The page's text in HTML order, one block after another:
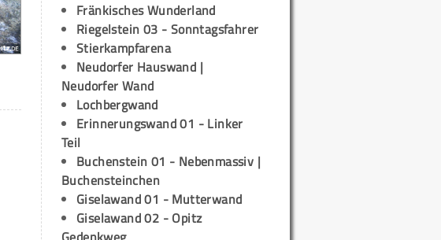
Fränkisches Wunderland
Riegelstein 03 - Sonntagsfahrer
Stierkampfarena
Neudorfer Hauswand |
Neudorfer Wand
Lochbergwand
Erinnerungswand 01 - Linker
Teil
Buchenstein 01 - Nebenmassiv |
Buchensteinchen
Giselawand 01 - Mutterwand
Giselawand 02 - Opitz